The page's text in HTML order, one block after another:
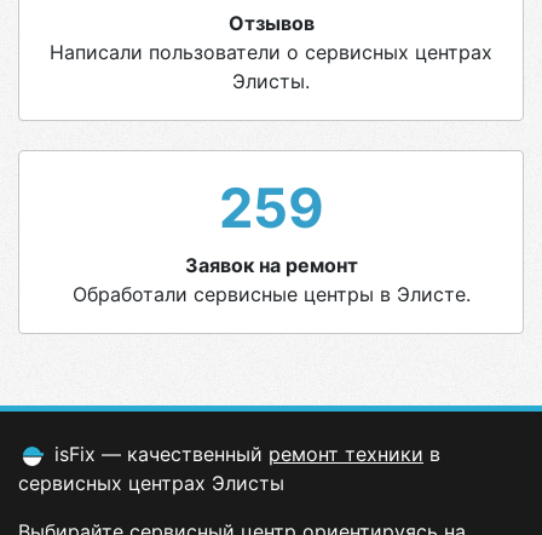
Отзывов
Написали пользователи о сервисных центрах
Элисты.
259
Заявок на ремонт
Обработали сервисные центры в Элисте.
isFix — качественный ремонт техники в
сервисных центрах Элисты